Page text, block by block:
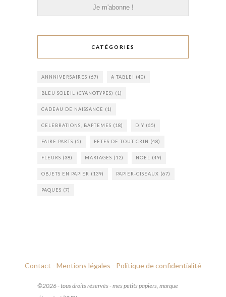
CATÉGORIES
ANNNIVERSAIRES (67) A TABLE! (40)
BLEU SOLEIL (CYANOTYPES) (1)
CADEAU DE NAISSANCE (1)
CELEBRATIONS, BAPTEMES (18) DIY (65)
FAIRE PARTS (5) FETES DE TOUT CRIN (48)
FLEURS (38) MARIAGES (12) NOEL (49)
OBJETS EN PAPIER (139) PAPIER-CISEAUX (67)
PAQUES (7)
Contact - Mentions légales - Politique de confidentialité
©2026 - tous droits réservés - mes petits papiers, marque